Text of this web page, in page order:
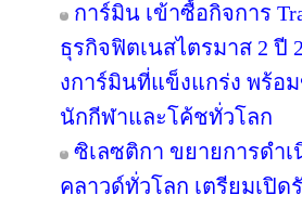
การ์มิน เข้าซื้อกิจการ
ธุรกิจฟิตเนสไตรมาส 2 ปี
งการ์มินที่แข็งแกร่ง พร้อ
นักกีฬาและโค้ชทั่วโลก
ซิเลซติกา ขยายการดำ
คลาวด์ทั่วโลก เตรียมเปิด